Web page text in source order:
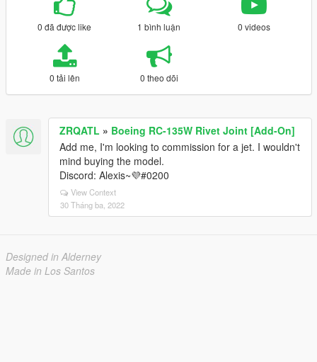
0 đã được like 1 bình luận 0 videos
0 tải lên 0 theo dõi
ZRQATL » Boeing RC-135W Rivet Joint [Add-On]
Add me, I'm looking to commission for a jet. I wouldn't
mind buying the model.
Discord: Alexis~💜#0200
View Context
30 Tháng ba, 2022
Designed in Alderney
Made in Los Santos